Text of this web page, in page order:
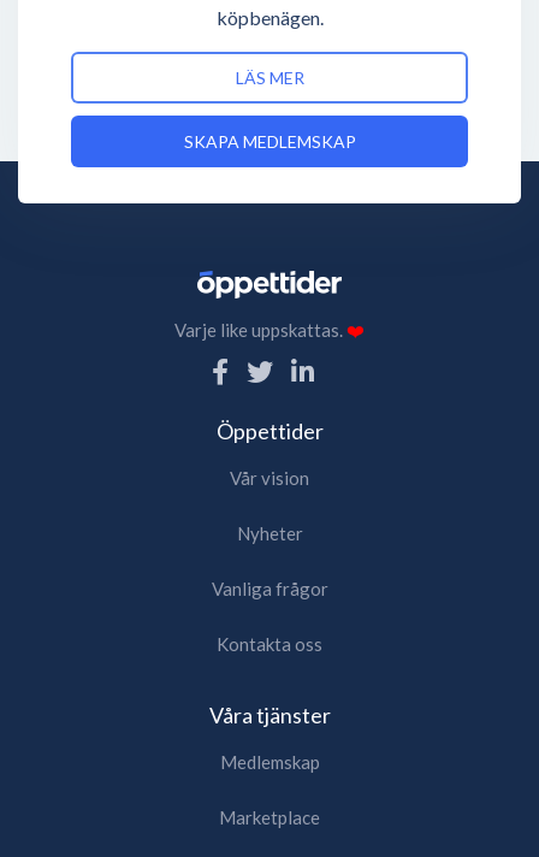
köpbenägen.
LÄS MER
SKAPA MEDLEMSKAP
Varje like uppskattas.❤️
Öppettider
Vår vision
Nyheter
Vanliga frågor
Kontakta oss
Våra tjänster
Medlemskap
Marketplace